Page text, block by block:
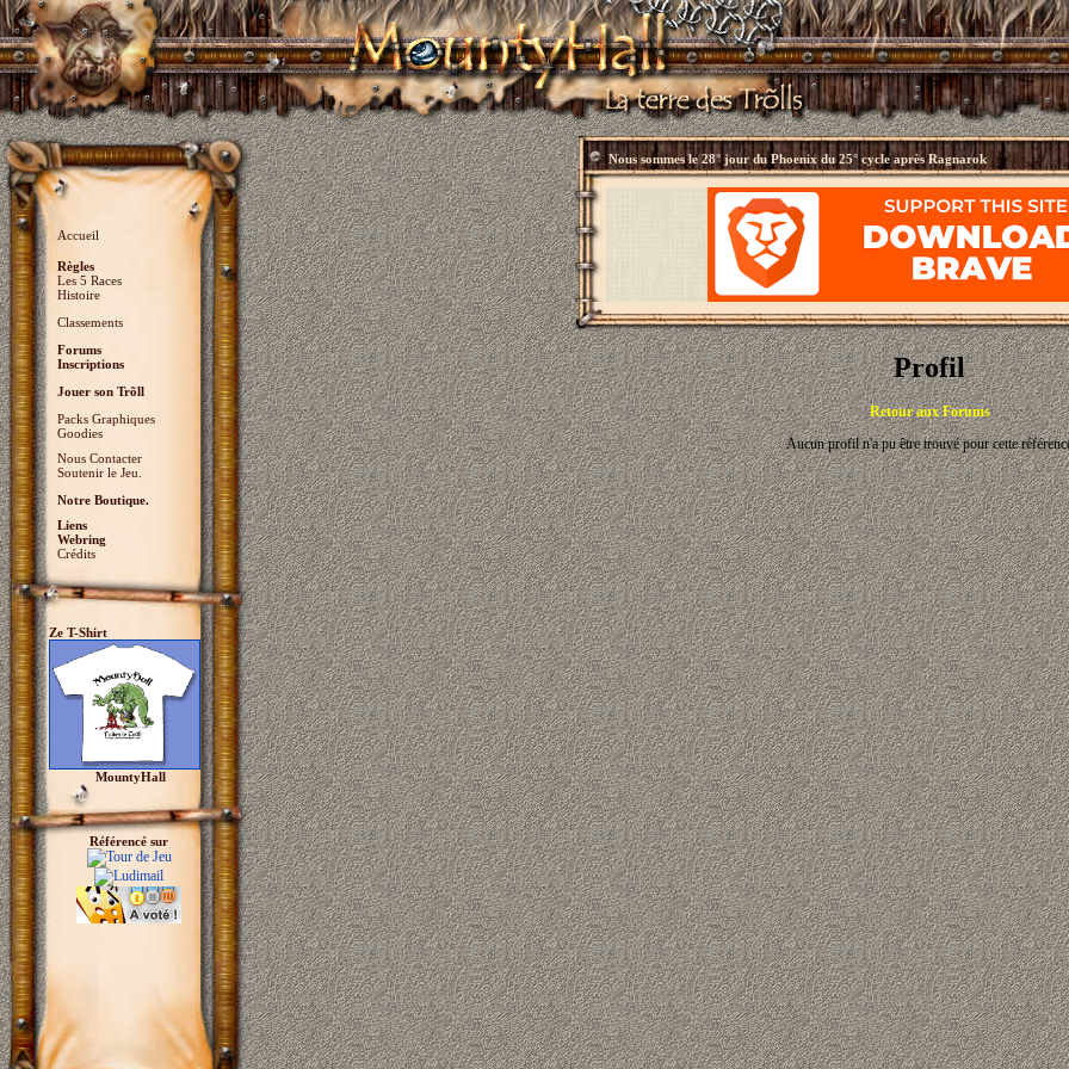
Accueil
Règles
Les 5 Races
Histoire
Classements
Forums
Inscriptions
Jouer son Trõll
Packs Graphiques
Goodies
Nous Contacter
Soutenir le Jeu.
Notre Boutique.
Liens
Webring
Crédits
Ze T-Shirt
MountyHall
Référencé sur
Nous sommes le28° jour du Phoenix du 25° cycle après Ragnarok
Profil
Retour aux Forums
Aucun profil n'a pu être trouvé pour cette